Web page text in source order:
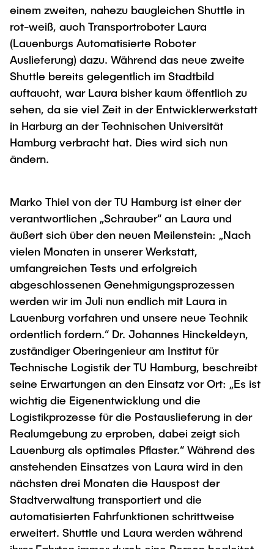
"Biobased Processes and Reactor
Technologies"
Research and institutes
Joint School of Multidisciplinary Studies
Institutes
Overview
einem zweiten, nahezu baugleichen Shuttle in
rot-weiß, auch Transportroboter Laura
(Lauenburgs Automatisierte Roboter
Auslieferung) dazu. Während das neue zweite
Shuttle bereits gelegentlich im Stadtbild
auftaucht, war Laura bisher kaum öffentlich zu
sehen, da sie viel Zeit in der Entwicklerwerkstatt
in Harburg an der Technischen Universität
Hamburg verbracht hat. Dies wird sich nun
ändern.
Marko Thiel von der TU Hamburg ist einer der
verantwortlichen „Schrauber“ an Laura und
äußert sich über den neuen Meilenstein: „Nach
vielen Monaten in unserer Werkstatt,
umfangreichen Tests und erfolgreich
abgeschlossenen Genehmigungsprozessen
werden wir im Juli nun endlich mit Laura in
Lauenburg vorfahren und unsere neue Technik
ordentlich fordern.“ Dr. Johannes Hinckeldeyn,
zuständiger Oberingenieur am Institut für
Technische Logistik der TU Hamburg, beschreibt
seine Erwartungen an den Einsatz vor Ort: „Es ist
wichtig die Eigenentwicklung und die
Logistikprozesse für die Postauslieferung in der
Realumgebung zu erproben, dabei zeigt sich
Lauenburg als optimales Pflaster.“ Während des
anstehenden Einsatzes von Laura wird in den
nächsten drei Monaten die Hauspost der
Stadtverwaltung transportiert und die
automatisierten Fahrfunktionen schrittweise
erweitert. Shuttle und Laura werden während